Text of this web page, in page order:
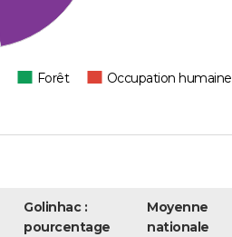
Forêt
Occupation humaine
Golinhac :
pourcentage
Moyenne
nationale